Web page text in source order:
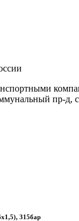
пр-д,
315бар